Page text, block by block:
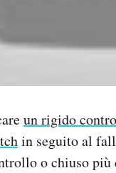
un rigido
in seguito al
o chiuso